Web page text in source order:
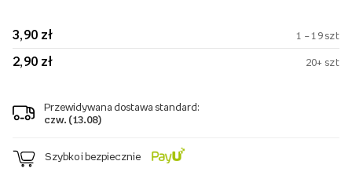
3,90 zł 1 – 19 szt
2,90 zł 20+ szt
Przewidywana dostawa standard:
czw. (13.08)
Szybko i bezpiecznie